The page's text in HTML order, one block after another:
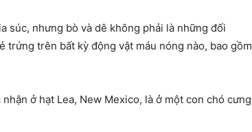
súc, nhưng bò và dê không phải là những đối
trên bất kỳ động vật máu nóng nào, bao gồm
ở hạt Lea, New Mexico, là ở một con chó cưng